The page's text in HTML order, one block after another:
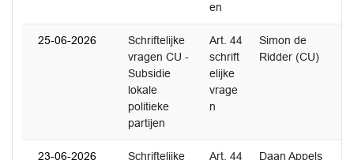
en
25-06-2026
Schriftelijke
vragen CU -
Subsidie
lokale
politieke
partijen
Art. 44
schrift
elijke
vrage
n
Simon de
Ridder (CU)
23-06-2026 Schriftelijke Art. 44 Daan Appels